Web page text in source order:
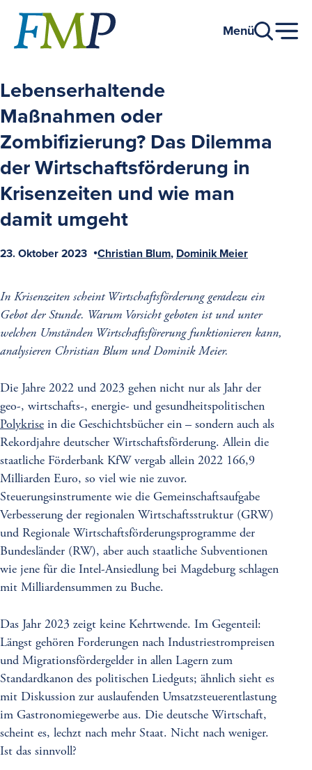
Hauptinhalt
Menü
Lebenserhaltende
Maßnahmen oder
Zombifizierung? Das Dilemma
der Wirtschaftsförderung in
Krisenzeiten und wie man
damit umgeht
Veröffentlicht
23. Oktober 2023 Autoren
Christian Blum Dominik Meier
In Krisenzeiten scheint Wirtschaftsförderung geradezu ein
Gebot der Stunde. Warum Vorsicht geboten ist und unter
welchen Umständen Wirtschaftsförerung funktionieren kann,
analysieren Christian Blum und Dominik Meier.
Die Jahre 2022 und 2023 gehen nicht nur als Jahr der
geo-, wirtschafts-, energie- und gesundheitspolitischen
Polykrise in die Geschichtsbücher ein – sondern auch als
Rekordjahre deutscher Wirtschaftsförderung. Allein die
staatliche Förderbank KfW vergab allein 2022 166,9
Milliarden Euro, so viel wie nie zuvor.
Steuerungsinstrumente wie die Gemeinschaftsaufgabe
Verbesserung der regionalen Wirtschaftsstruktur (GRW)
und Regionale Wirtschaftsförderungsprogramme der
Bundesländer (RW), aber auch staatliche Subventionen
wie jene für die Intel-Ansiedlung bei Magdeburg schlagen
mit Milliardensummen zu Buche.
Das Jahr 2023 zeigt keine Kehrtwende. Im Gegenteil:
Längst gehören Forderungen nach Industriestrompreisen
und Migrationsfördergelder in allen Lagern zum
Standardkanon des politischen Liedguts; ähnlich sieht es
mit Diskussion zur auslaufenden Umsatzsteuerentlastung
im Gastronomiegewerbe aus. Die deutsche Wirtschaft,
scheint es, lechzt nach mehr Staat. Nicht nach weniger.
Ist das sinnvoll?